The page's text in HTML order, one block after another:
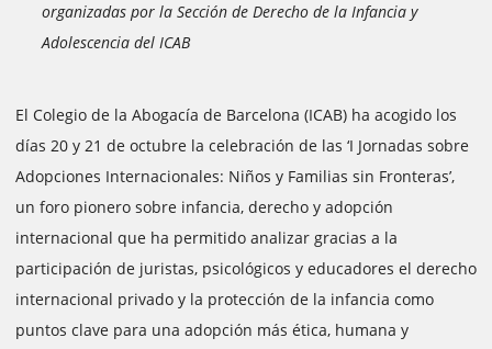
organizadas por la Sección de Derecho de la Infancia y
Adolescencia del ICAB
El Colegio de la Abogacía de Barcelona (ICAB) ha acogido los
días 20 y 21 de octubre la celebración de las ‘I Jornadas sobre
Adopciones Internacionales: Niños y Familias sin Fronteras’,
un foro pionero sobre infancia, derecho y adopción
internacional que ha permitido analizar gracias a la
participación de juristas, psicológicos y educadores el derecho
internacional privado y la protección de la infancia como
puntos clave para una adopción más ética, humana y